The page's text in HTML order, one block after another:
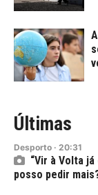
Últimas
Desporto · 20:31
“Vir à Volta
posso pedir